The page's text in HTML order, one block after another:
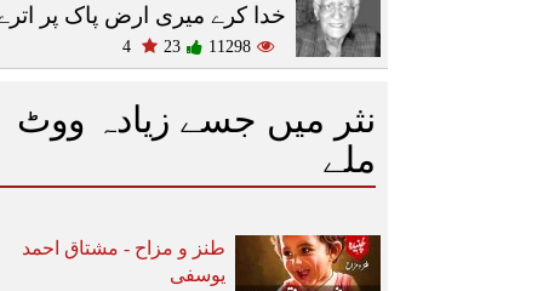
خدا کرے میری ارض پاک پر
11298
23
4
نثر میں جسے زیادہ ووٹ
ملے
طنز و مزاح - مشتاق احمد
یوسفی